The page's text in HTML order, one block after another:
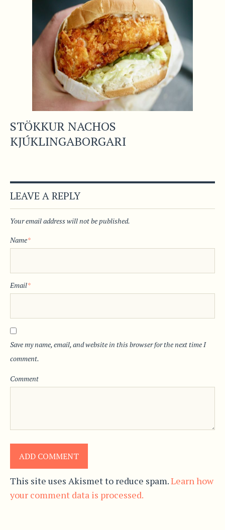
STÖKKUR NACHOS
KJÚKLINGABORGARI
LEAVE A REPLY
Your email address will not be published.
Name*
Email*
Save my name, email, and website in this browser for the next time I
comment.
Comment
This site uses Akismet to reduce spam.Learn how
your comment data is processed.